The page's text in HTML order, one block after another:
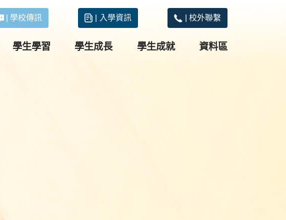
學校傳訊 入學資訊 校外聯繫
學生學習 學生成長 學生成就 資料區